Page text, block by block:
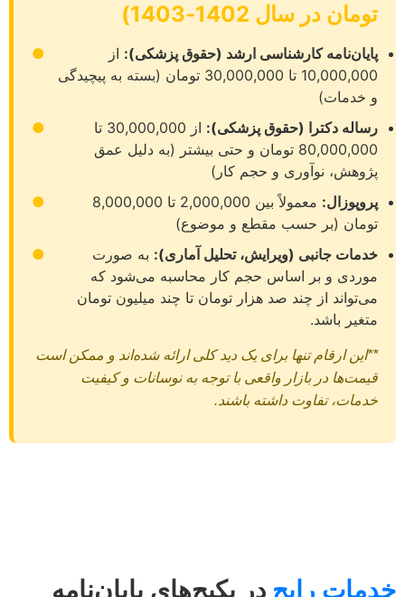
تومان در سال 1402-1403)
● پایان‌نامه کارشناسی ارشد (حقوق پزشکی): از
10,000,000 تا 30,000,000 تومان (بسته به پیچیدگی
و خدمات)
●
رساله دکترا (حقوق پزشکی):
از 30,000,000 تا
80,000,000 تومان و حتی بیشتر (به دلیل عمق
پژوهش، نوآوری و حجم کار)
●
پروپوزال:
معمولاً بین 2,000,000 تا 8,000,000
تومان (بر حسب مقطع و موضوع)
●
خدمات جانبی (ویرایش، تحلیل آماری): به صورت
موردی و بر اساس حجم کار محاسبه می‌شود که
می‌تواند از چند صد هزار تومان تا چند میلیون تومان
متغیر باشد.
**این ارقام تنها برای یک دید کلی ارائه شده‌اند و ممکن است
قیمت‌ها در بازار واقعی با توجه به نوسانات و کیفیت
خدمات، تفاوت داشته باشند.
خدمات رایج در پکیج‌های پایان‌نامه